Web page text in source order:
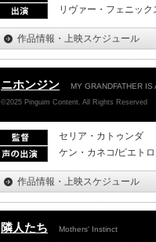
リヴァー・フェニッ
作品情報・上映スケジュール
ニホンジン MY GRANDFATHER IS
©2025 Pinguim Content. All Rights Reserved
セリア・カトゥンダ
ケン・カネコ/ピエト
作品情報・上映スケジュール
隣人たち Mothers' Instinct